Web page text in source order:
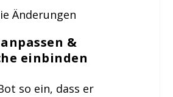
Änderungen
&
einbinden
so ein, dass er